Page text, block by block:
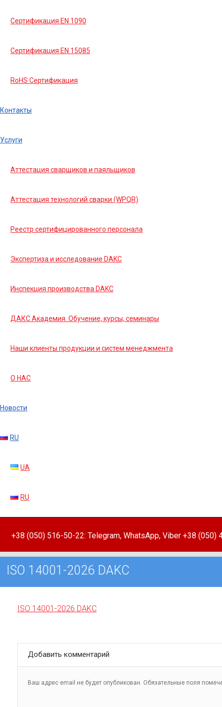
Сертификация EN 1090
Сертификация EN 15085
RoHS Сертификация
Контакты
Услуги
Аттестация сварщиков и паяльщиков
Аттестация технологий сварки (WPQR)
Реестр сертифицированного персонала
Экспертиза и исследование DAKC
Инспекция производства DAKC
ДАКС Академия. Обучение, курсы, семинары
Наши клиенты продукции и систем менеджмента
О НАС
Новости
RU
UA
RU
+38 (050) 516-50-22: Telegram, WhatsApp, Viber +38 (050)
ISO 14001-2026 DAKC
ISO 14001-2026 DAKC
Добавить комментарий
Ваш адрес email не будет опубликован. Обязательные поля